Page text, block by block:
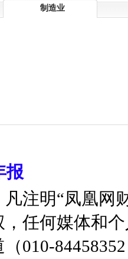
制造业
报
凡注明“凤凰
任何媒体和
010-